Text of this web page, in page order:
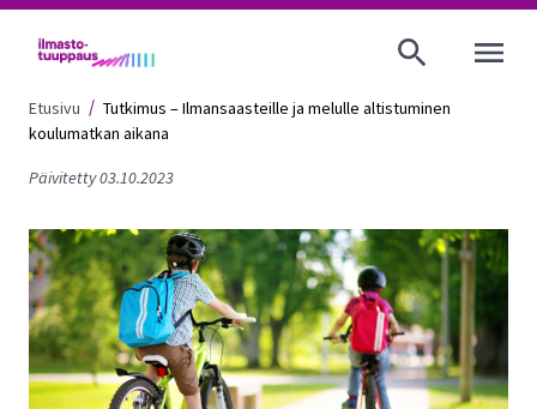
Etusivu
Tutkimus – Ilmansaasteille ja melulle altistuminen
koulumatkan aikana
Päivitetty 03.10.2023